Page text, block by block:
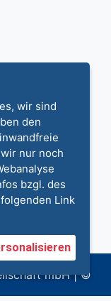
mbH | ©
wir sind
den
nur noch
bzgl. des
Link